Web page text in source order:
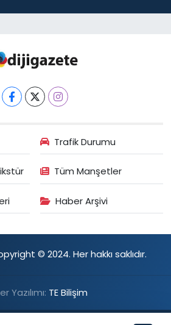
Trafik Durumu
Tüm Manşetler
Haber Arşivi
© 2024. Her hakkı saklıdır.
Yazılımı: TE Bilişim